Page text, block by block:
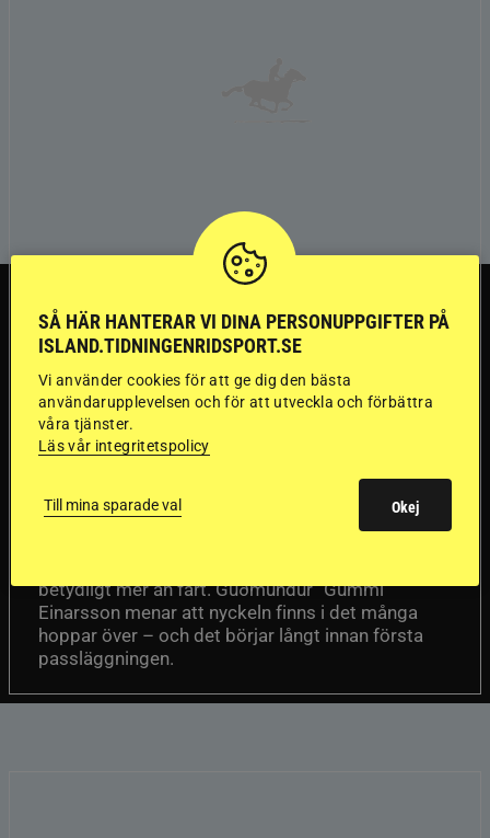
”Gummi” berättar:
Första stegen mot
en internationell
passhäst
betydligt mer än fart. Guðmundur “Gummi”
Einarsson menar att nyckeln finns i det många
hoppar över – och det börjar långt innan första
passläggningen.
SÅ HÄR HANTERAR VI DINA PERSONUPPGIFTER PÅ
ISLAND.TIDNINGENRIDSPORT.SE
Vi använder cookies för att ge dig den bästa
användarupplevelsen och för att utveckla och förbättra
våra tjänster.
Läs vår integritetspolicy
Till mina sparade val Okej